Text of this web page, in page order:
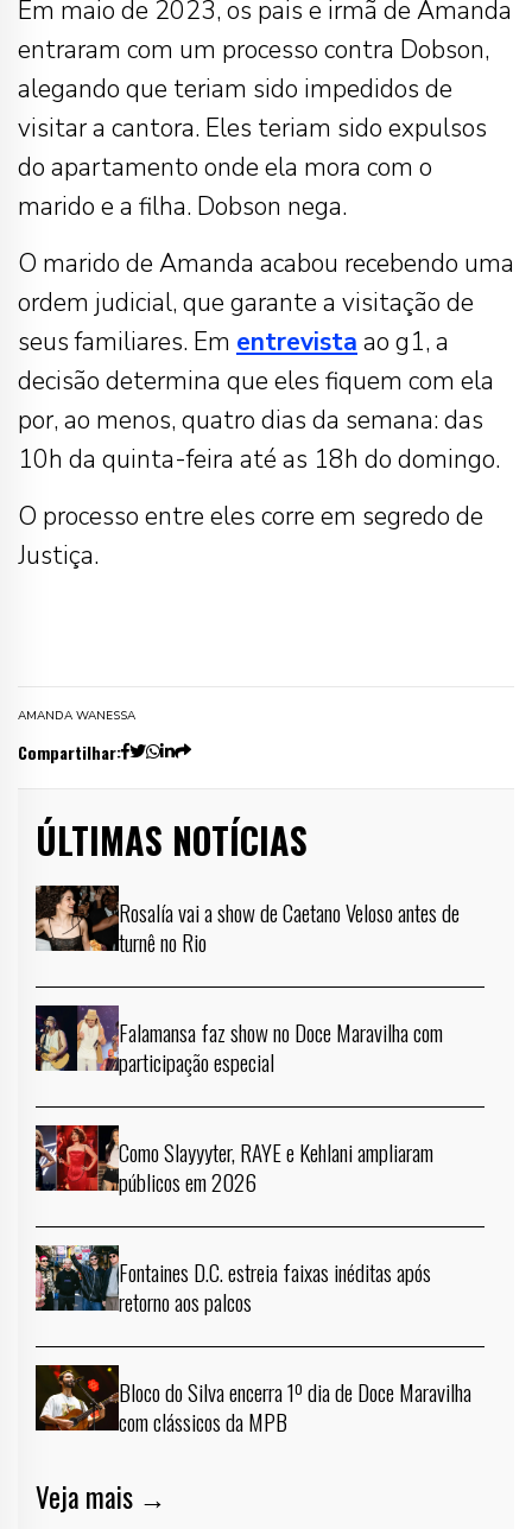
Em maio de 2023, os pais e irmã de Amanda
entraram com um processo contra Dobson,
alegando que teriam sido impedidos de
visitar a cantora. Eles teriam sido expulsos
do apartamento onde ela mora com o
marido e a filha. Dobson nega.
O marido de Amanda acabou recebendo uma
ordem judicial, que garante a visitação de
seus familiares. Em entrevista ao g1, a
decisão determina que eles fiquem com ela
por, ao menos, quatro dias da semana: das
10h da quinta-feira até as 18h do domingo.
O processo entre eles corre em segredo de
Justiça.
AMANDA WANESSA
Compartilhar:
ÚLTIMAS NOTÍCIAS
Rosalía vai a show de Caetano Veloso antes de
turnê no Rio
Falamansa faz show no Doce Maravilha com
participação especial
Como Slayyyter, RAYE e Kehlani ampliaram
públicos em 2026
Fontaines D.C. estreia faixas inéditas após
retorno aos palcos
Bloco do Silva encerra 1º dia de Doce Maravilha
com clássicos da MPB
Veja mais →